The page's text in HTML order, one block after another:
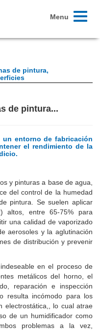
Toggle
Menu
de pintura,
de pintura...
un entorno de fabricación
el rendimiento de la
y pinturas a base de agua,
del control de la humedad
pintura. Se suelen aplicar
altos, entre 65-75% para
una calidad de vaporizado
aerosoles y la aglutinación
de distribución y prevenir
en el proceso de
metálicos del horno, el
reparación e inspección
resulta incómodo para los
electrostática,, lo cual atrae
de un humidificador como
problemas a la vez,